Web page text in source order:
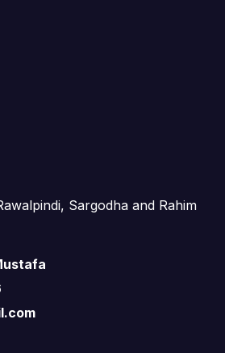
Sargodha and Rahim